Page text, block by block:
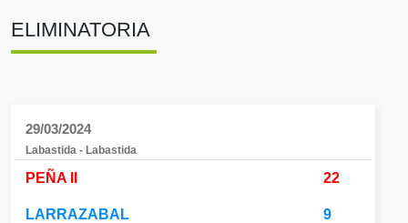
ELIMINATORIA
29/03/2024
Labastida - Labastida
PEÑA II 22
LARRAZABAL 9